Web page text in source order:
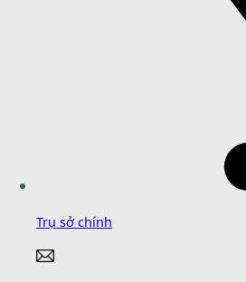
Trụ sở chính